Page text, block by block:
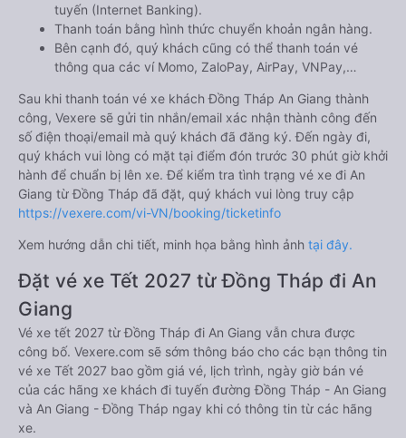
tuyến (Internet Banking).
Thanh toán bằng hình thức chuyển khoản ngân hàng.
Bên cạnh đó, quý khách cũng có thể thanh toán vé
thông qua các ví Momo, ZaloPay, AirPay, VNPay,…
Sau khi thanh toán vé xe khách Đồng Tháp An Giang thành
công, Vexere sẽ gửi tin nhắn/email xác nhận thành công đến
số điện thoại/email mà quý khách đã đăng ký. Đến ngày đi,
quý khách vui lòng có mặt tại điểm đón trước 30 phút giờ khởi
hành để chuẩn bị lên xe. Để kiểm tra tình trạng vé xe đi An
Giang từ Đồng Tháp đã đặt, quý khách vui lòng truy cập
https://vexere.com/vi-VN/booking/ticketinfo
Xem hướng dẫn chi tiết, minh họa bằng hình ảnh tại đây.
Đặt vé xe Tết 2027 từ Đồng Tháp đi An
Giang
Vé xe tết 2027 từ Đồng Tháp đi An Giang vẫn chưa được
công bố. Vexere.com sẽ sớm thông báo cho các bạn thông tin
vé xe Tết 2027 bao gồm giá vé, lịch trình, ngày giờ bán vé
của các hãng xe khách đi tuyến đường Đồng Tháp - An Giang
và An Giang - Đồng Tháp ngay khi có thông tin từ các hãng
xe.